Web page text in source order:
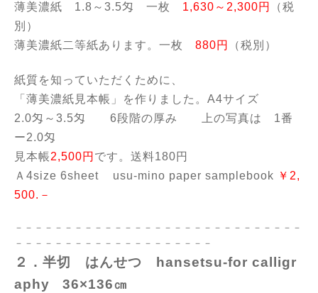
薄美濃紙 1.8～3.5匁 一枚 1,630～2,300円
（税
別）
薄美濃紙二等紙あります。一枚 880円 （税別）
紙質を知っていただくために、
「薄美濃紙見本帳」を作りました。A4サイズ
2.0匁～3.5匁 6段階の厚み 上の写真は 1番
ー2.0匁
見本帳2,500円 です。送料180円
Ａ4size 6sheet usu-mino paper samplebook ￥2,
500.－
－－－－－－－－－－－－－－－－－－－－－－－－－－－－－
－－－－－－－－－－－－－－－－－－－－
２．半切 はんせつ hansetsu-for calligr
aphy 36×136㎝